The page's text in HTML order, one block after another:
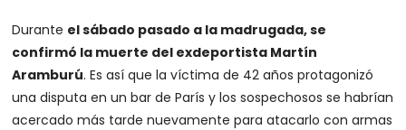
Durante el sábado pasado a la madrugada, se
confirmó la muerte del exdeportista Martín
Aramburú. Es así que la víctima de 42 años protagonizó
una disputa en un bar de París y los sospechosos se habrían
acercado más tarde nuevamente para atacarlo con armas